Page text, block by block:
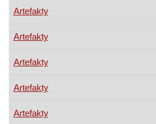
Artefakty
Artefakty
Artefakty
Artefakty
Artefakty